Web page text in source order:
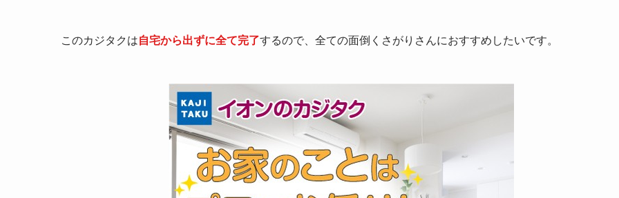
このカジタクは自宅から出ずに全て完了するので、全ての面倒くさがりさんにおすすめしたいです。